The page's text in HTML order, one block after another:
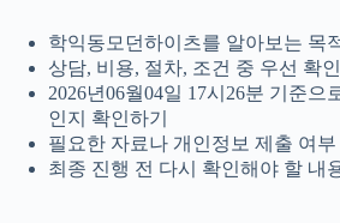
학익동모던하이츠를 알아보는 목
상담, 비용, 절차, 조건 중 우선 확
2026년06월04일 17시26분 기준으
인지 확인하기
필요한 자료나 개인정보 제출 여부
최종 진행 전 다시 확인해야 할 내